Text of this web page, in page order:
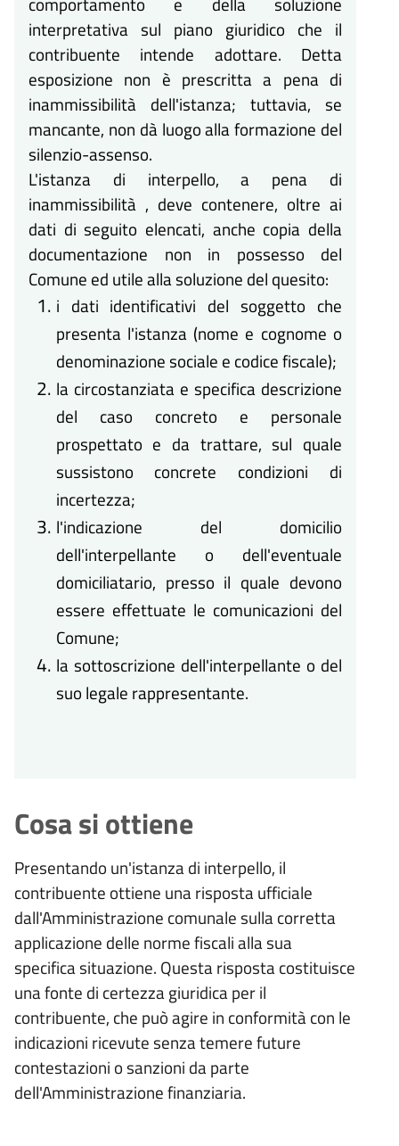
interpretativa sul piano giuridico che il
contribuente intende adottare. Detta
esposizione non è prescritta a pena di
inammissibilità dell'istanza; tuttavia, se
mancante, non dà luogo alla formazione del
silenzio-assenso.
L'istanza di interpello, a pena di
inammissibilità , deve contenere, oltre ai
dati di seguito elencati, anche copia della
documentazione non in possesso del
Comune ed utile alla soluzione del quesito:
i dati identificativi del soggetto che
presenta l'istanza (nome e cognome o
denominazione sociale e codice fiscale);
la circostanziata e specifica descrizione
del caso concreto e personale
prospettato e da trattare, sul quale
sussistono concrete condizioni di
incertezza;
l'indicazione del domicilio
dell'interpellante o dell'eventuale
domiciliatario, presso il quale devono
essere effettuate le comunicazioni del
Comune;
la sottoscrizione dell'interpellante o del
suo legale rappresentante.
Cosa si ottiene
Presentando un'istanza di interpello, il
contribuente ottiene una risposta ufficiale
dall'Amministrazione comunale sulla corretta
applicazione delle norme fiscali alla sua
specifica situazione. Questa risposta costituisce
una fonte di certezza giuridica per il
contribuente, che può agire in conformità con le
indicazioni ricevute senza temere future
contestazioni o sanzioni da parte
dell'Amministrazione finanziaria.